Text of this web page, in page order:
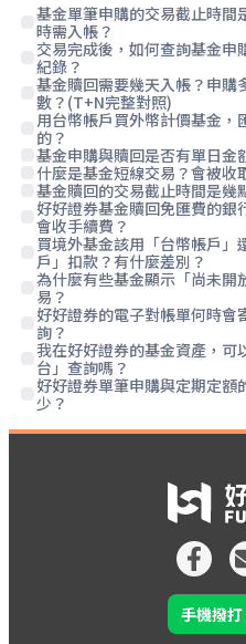
基金單筆申購的交易截止時間
時需入帳？
交易完成後，如何查詢基金申
紀錄？
基金贖回需要幾天入帳？申購
數？(T+N完整對照)
用台幣帳戶買外幣計價基金，
的？
基金申購與贖回是否有單日金
什麼是基金短線交易？會被收
基金贖回的交易截止時間是幾
好好證券基金贖回免匯費的銀
會收手續費？
買境外基金該用「台幣帳戶」
戶」扣款？有什麼差別？
為什麼有些基金顯示「尚未開
易？
好好證券的電子對帳單何時會
詢？
我在好好證券的基金資產，可
台」查詢嗎？
好好證券單筆申購與定期定額
少？
手機撥